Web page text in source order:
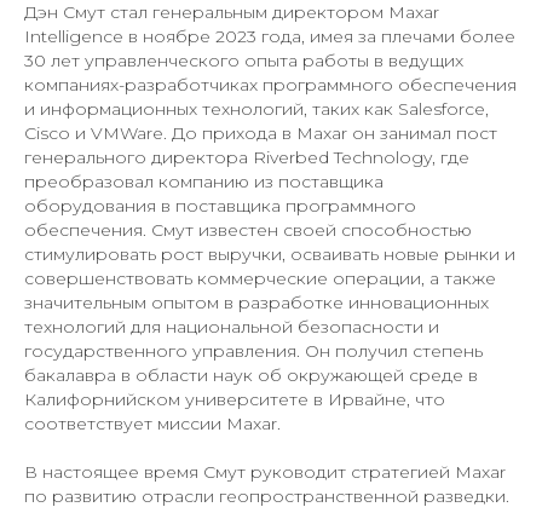
Дэн Смут стал генеральным директором Maxar
Intelligence в ноябре 2023 года, имея за плечами более
30 лет управленческого опыта работы в ведущих
компаниях-разработчиках программного обеспечения
и информационных технологий, таких как Salesforce,
Cisco и VMWare. До прихода в Maxar он занимал пост
генерального директора Riverbed Technology, где
преобразовал компанию из поставщика
оборудования в поставщика программного
обеспечения. Смут известен своей способностью
стимулировать рост выручки, осваивать новые рынки и
совершенствовать коммерческие операции, а также
значительным опытом в разработке инновационных
технологий для национальной безопасности и
государственного управления. Он получил степень
бакалавра в области наук об окружающей среде в
Калифорнийском университете в Ирвайне, что
соответствует миссии Maxar.
В настоящее время Смут руководит стратегией Maxar
по развитию отрасли геопространственной разведки.